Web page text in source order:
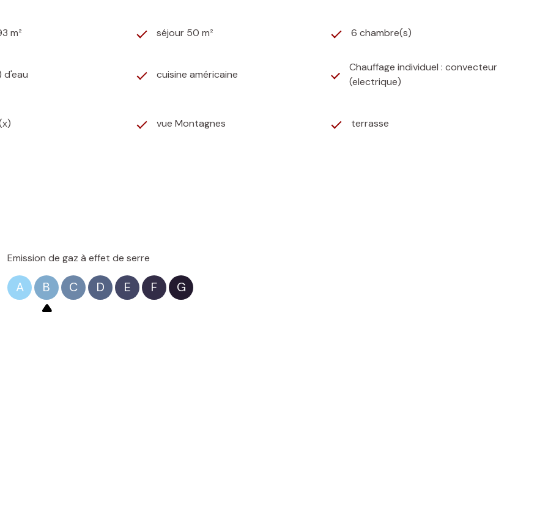
!
m² séjour 50 m² 6 chambre(s)
d'eau cuisine américaine
Chauffage individuel : convecteur
(electrique)
vue Montagnes terrasse
Emission de gaz à effet de serre
A B C D E F G